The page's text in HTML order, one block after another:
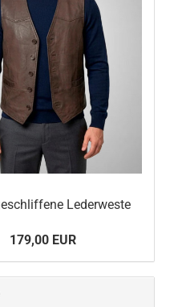
Le­der­wes­te
179,00 EUR